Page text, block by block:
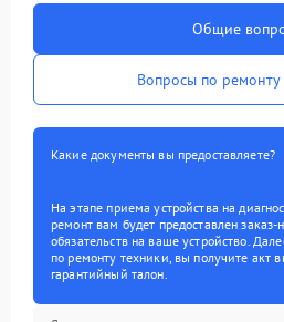
Общие
Вопросы по
Какие документы вы предоставляете?
На этапе приема устройства на
ремонт вам будет предоставлен
обязательств на ваше устройство.
по ремонту техники, вы получите акт
гарантийный талон.